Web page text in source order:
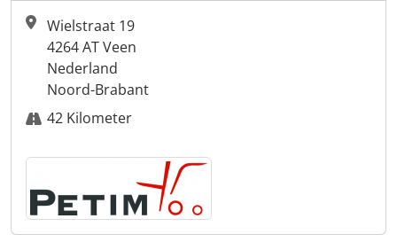
Wielstraat 19
4264 AT Veen
Nederland
Noord-Brabant
42 Kilometer